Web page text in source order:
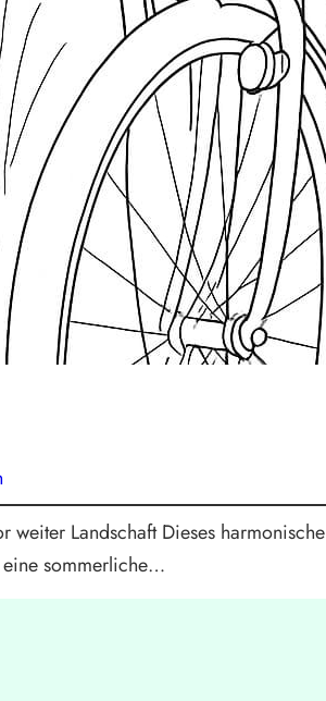
Landschaft Dieses harmonische
sommerliche…